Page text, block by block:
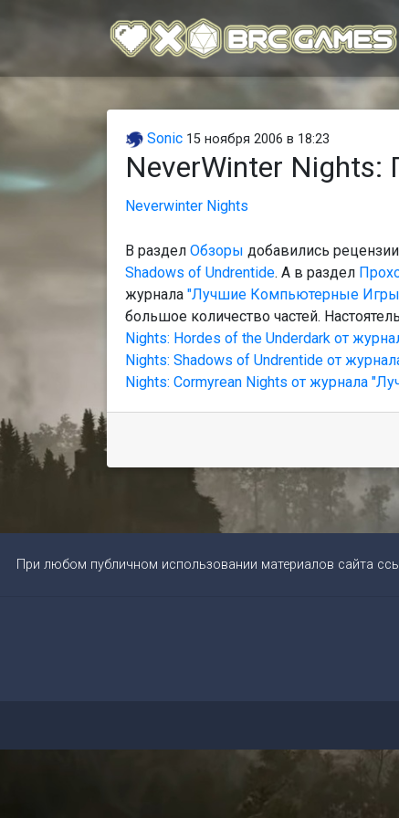
Sonic 15 ноября 2006 в 18:23
NeverWinter Nights:
Neverwinter Nights
В раздел Обзоры добавились
Shadows of Undrentide. А в раздел
журнала "Лучшие Компьютерные
большое количество частей.
Nights: Hordes of the Underdark от
Nights: Shadows of Undrentide от
Nights: Cormyrean Nights от журнала
При любом публичном использовании материалов сайта